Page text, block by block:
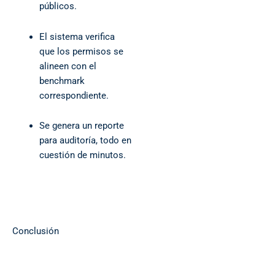
públicos.
El sistema verifica
que los permisos se
alineen con el
benchmark
correspondiente.
Se genera un reporte
para auditoría, todo en
cuestión de minutos.
Conclusión